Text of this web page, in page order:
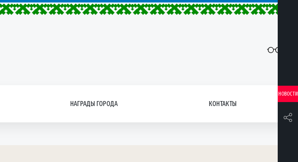
НАГРАДЫ ГОРОДА КОНТАКТЫ
НОВОСТИ